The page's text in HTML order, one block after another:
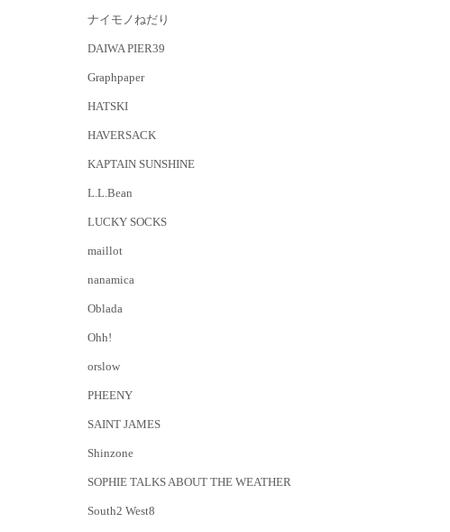
ナイモノねだり
DAIWA PIER39
Graphpaper
HATSKI
HAVERSACK
KAPTAIN SUNSHINE
L.L.Bean
LUCKY SOCKS
maillot
nanamica
Oblada
Ohh!
orslow
PHEENY
SAINT JAMES
Shinzone
SOPHIE TALKS ABOUT THE WEATHER
South2 West8